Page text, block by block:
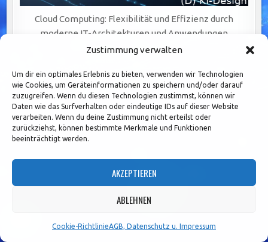
Zustimmung verwalten
Um dir ein optimales Erlebnis zu bieten, verwenden wir Technologien
wie Cookies, um Geräteinformationen zu speichern und/oder darauf
zuzugreifen. Wenn du diesen Technologien zustimmst, können wir
Daten wie das Surfverhalten oder eindeutige IDs auf dieser Website
verarbeiten. Wenn du deine Zustimmung nicht erteilst oder
zurückziehst, können bestimmte Merkmale und Funktionen
beeinträchtigt werden.
AKZEPTIEREN
ABLEHNEN
Cookie-RichtlinieAGB, Datenschutz u. Impressum
Cloud Computing: Flexibilität und Effizienz durch
moderne IT-Architekturen und Anwendungen
Effizienzsteigerung, Kostensenkung und